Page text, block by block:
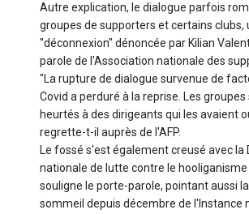
Autre explication, le dialogue parfois
groupes de supporters et certains clubs,
"déconnexion" dénoncée par Kilian
parole de l'Association nationale des
"La rupture de dialogue survenue de
Covid a perduré à la reprise. Les groupes
heurtés à des dirigeants qui les avaient
regrette-t-il auprès de l'AFP.
Le fossé s'est également creusé avec la
nationale de lutte contre le hooliganisme
souligne le porte-parole, pointant aussi
sommeil depuis décembre de l'Instance